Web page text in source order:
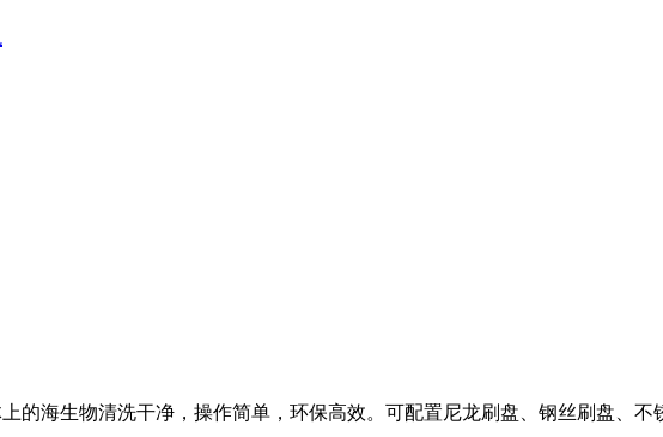
的海生物清洗干净，操作简单，环保高效。可配置尼龙刷盘、钢丝刷盘、不